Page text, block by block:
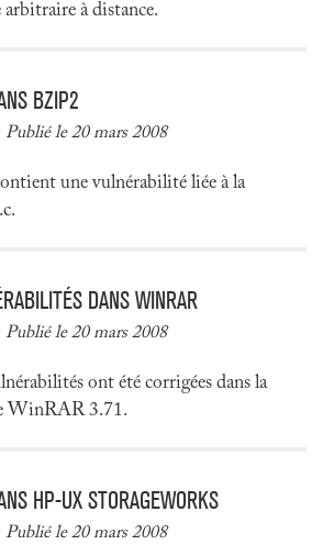
à distance.
BZIP2
Publié le 20 mars 2008
une vulnérabilité liée à la
DANS WINRAR
Publié le 20 mars 2008
ont été corrigées dans la
WinRAR 3.71.
HP-UX STORAGEWORKS
Publié le 20 mars 2008